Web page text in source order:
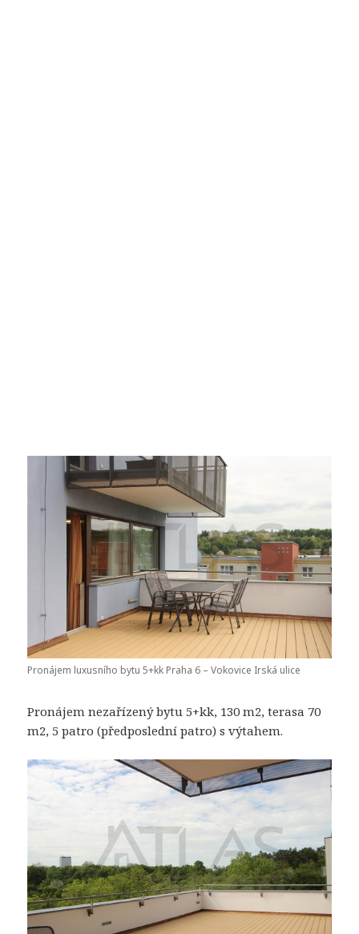
Pronájem luxusního bytu 5+kk Praha 6 – Vokovice Irská ulice
Pronájem nezařízený bytu 5+kk, 130 m2, terasa 70
m2, 5 patro (předposlední patro) s výtahem.